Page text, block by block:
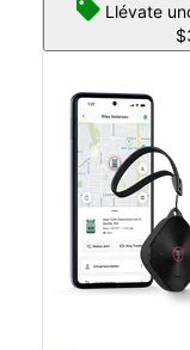
Llévate